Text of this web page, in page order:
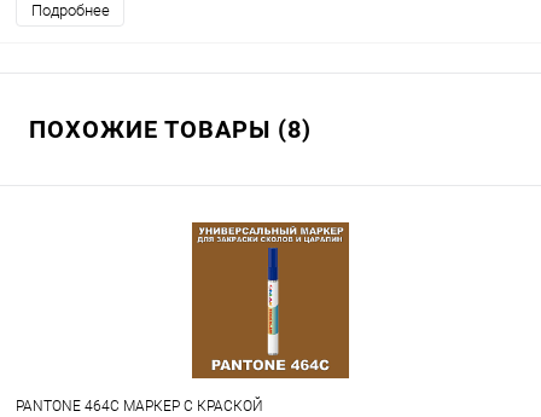
Подробнее
ПОХОЖИЕ ТОВАРЫ (8)
PANTONE 464C МАРКЕР С КРАСКОЙ